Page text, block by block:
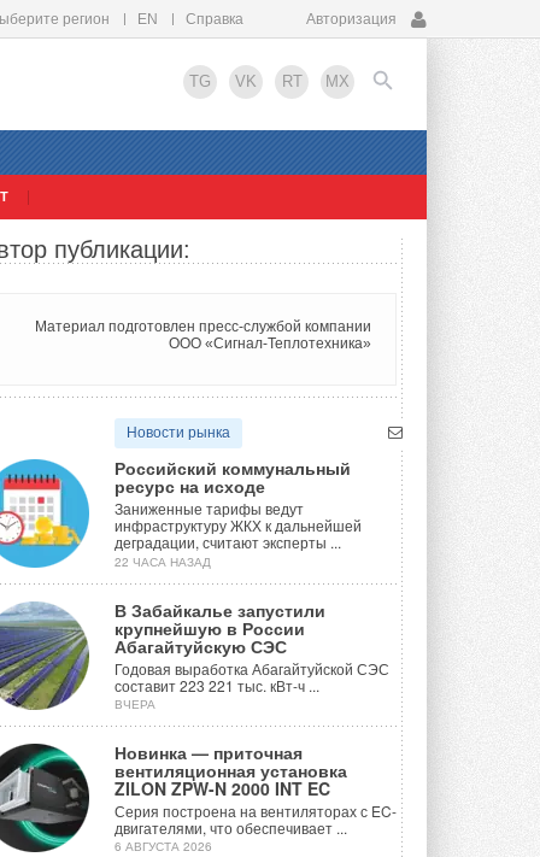
регион EN Справка Авторизация
TG VK RT MX
EN
публикации:
Материал подготовлен пресс-службой компании
ООО «Сигнал-Теплотехника»
Новости рынка
Российский коммунальный
ресурс на исходе
Заниженные тарифы ведут
инфраструктуру ЖКХ к дальнейшей
деградации, считают эксперты ...
22 ЧАСА НАЗАД
В Забайкалье запустили
крупнейшую в России
Абагайтуйскую СЭС
Годовая выработка Абагайтуйской СЭС
составит 223 221 тыс. кВт-ч ...
ВЧЕРА
Новинка — приточная
вентиляционная установка
ZILON ZPW-N 2000 INT EC
Серия построена на вентиляторах с EC-
двигателями, что обеспечивает ...
6 АВГУСТА 2026